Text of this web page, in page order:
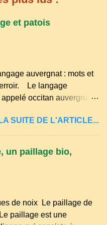
et patois
auvergnat : mots et
Le langage
occitan auvergnat ,
Auvergne et dans
Massif central . Il
les dialectes du nord-
des mots typiques
(s'accroupir) ou "aze"
SUITE DE L'ARTICLE...
un paillage bio,
de noix Le paillage de
paillage est une